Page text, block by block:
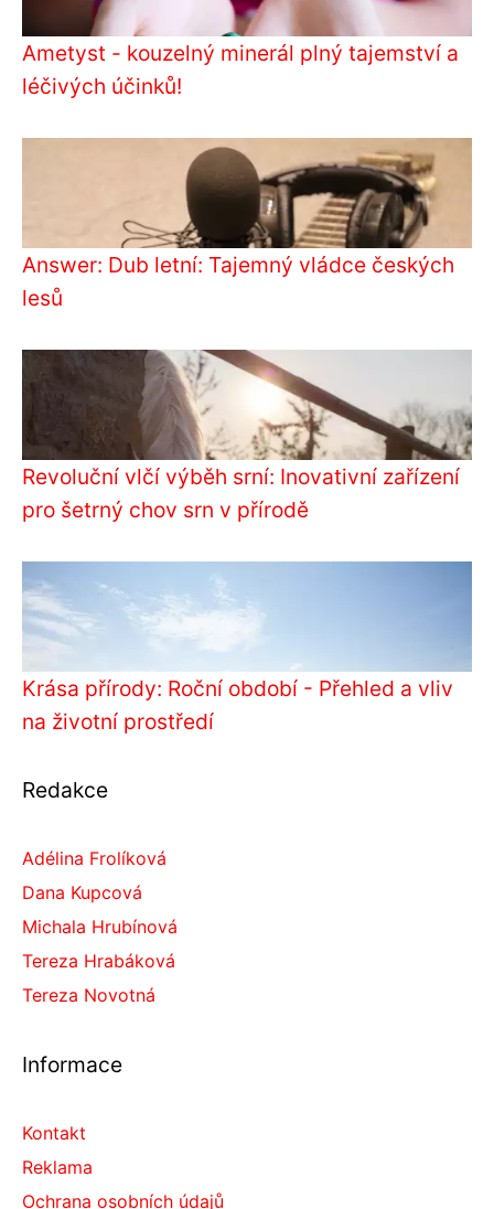
Ametyst - kouzelný minerál plný tajemství a
léčivých účinků!
Answer: Dub letní: Tajemný vládce českých
lesů
Revoluční vlčí výběh srní: Inovativní zařízení
pro šetrný chov srn v přírodě
Krása přírody: Roční období - Přehled a vliv
na životní prostředí
Redakce
Adélina Frolíková
Dana Kupcová
Michala Hrubínová
Tereza Hrabáková
Tereza Novotná
Informace
Kontakt
Reklama
Ochrana osobních údajů